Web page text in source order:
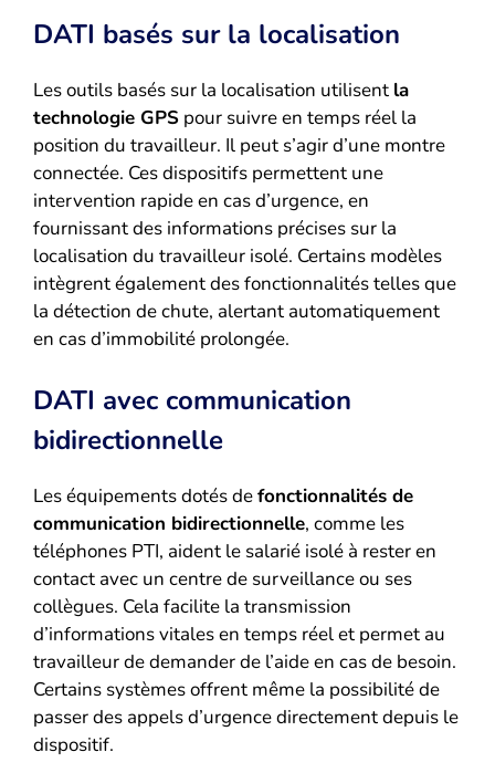
DATI basés sur la localisation
Les outils basés sur la localisation utilisent la
technologie GPS pour suivre en temps réel la
position du travailleur. Il peut s’agir d’une montre
connectée. Ces dispositifs permettent une
intervention rapide en cas d’urgence, en
fournissant des informations précises sur la
localisation du travailleur isolé. Certains modèles
intègrent également des fonctionnalités telles que
la détection de chute, alertant automatiquement
en cas d’immobilité prolongée.
DATI avec communication
bidirectionnelle
Les équipements dotés defonctionnalités de
communication bidirectionnelle, comme les
téléphones PTI, aident le salarié isolé à rester en
contact avec un centre de surveillance ou ses
collègues. Cela facilite la transmission
d’informations vitales en temps réel et permet au
travailleur de demander de l’aide en cas de besoin.
Certains systèmes offrent même la possibilité de
passer des appels d’urgence directement depuis le
dispositif.